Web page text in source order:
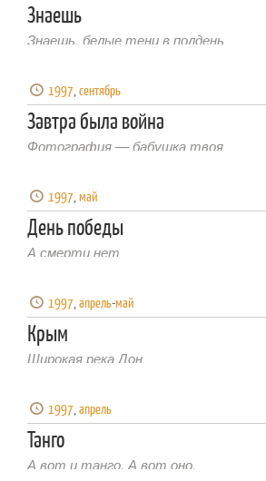
Знаешь
Знаешь, белые тени в полдень
1997,сентябрь
Завтра была война
Фотография — бабушка твоя
1997,май
День победы
А смерти нет
1997,апрель-май
Крым
Широкая река Дон
1997,апрель
Танго
А вот и танго. А вот оно.